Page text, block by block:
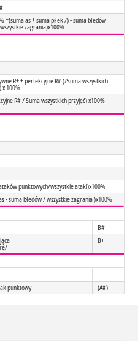
=(suma as + suma piłek /) - suma błedów
zagrania)x100%
R+ + perfekcyjne R# )/Suma wszystkich
x 100%
R# / Suma wszystkich przyjęć) x100%
punktowych/wszystkie ataki)x100%
- suma błedów / wszystkie zagrania )x100%
B#
B+
punktowy (A#)